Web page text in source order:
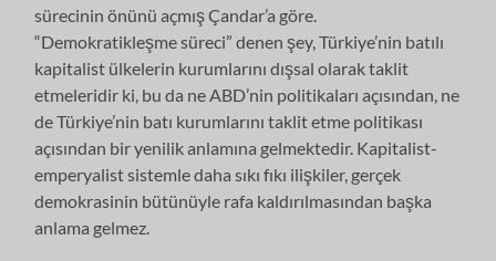
sürecinin önünü açmış Çandar’a göre.
“Demokratikleşme süreci” denen şey, Türkiye’nin batılı
kapitalist ülkelerin kurumlarını dışsal olarak taklit
etmeleridir ki, bu da ne ABD’nin politikaları açısından, ne
de Türkiye’nin batı kurumlarını taklit etme politikası
açısından bir yenilik anlamına gelmektedir. Kapitalist-
emperyalist sistemle daha sıkı fıkı ilişkiler, gerçek
demokrasinin bütünüyle rafa kaldırılmasından başka
anlama gelmez.